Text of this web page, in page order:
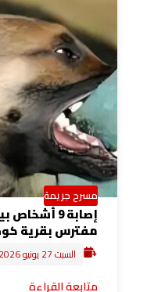
مسرح جريمة
إصابة 9
مفترس بقرية
السبت 27 يونيو 2026 6:20 م
متابعة القراءة